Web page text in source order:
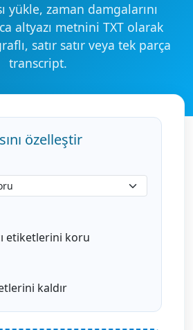
yükle, zaman damgalarını
altyazı metnini TXT olarak
satır satır veya tek parça
transcript.
özelleştir
etiketlerini koru
kaldır